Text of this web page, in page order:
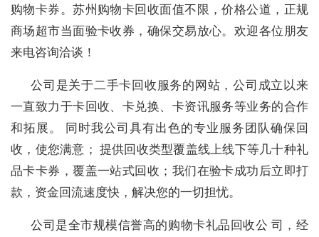
购物卡券。苏州购物卡回收面值不限，价格公道，正规
商场超市当面验卡收券，确保交易放心。欢迎各位朋友
来电咨询洽谈！
公司是关于二手卡回收服务的网站，公司成立以来
一直致力于卡回收、卡兑换、卡资讯服务等业务的合作
和拓展。 同时我公司具有出色的专业服务团队确保回
收，使您满意； 提供回收类型覆盖线上线下等几十种礼
品卡卡券，覆盖一站式回收；我们在验卡成功后立即打
款，资金回流速度快，解决您的一切担忧。
公司是全市规模信誉高的购物卡礼品回收公 司，经